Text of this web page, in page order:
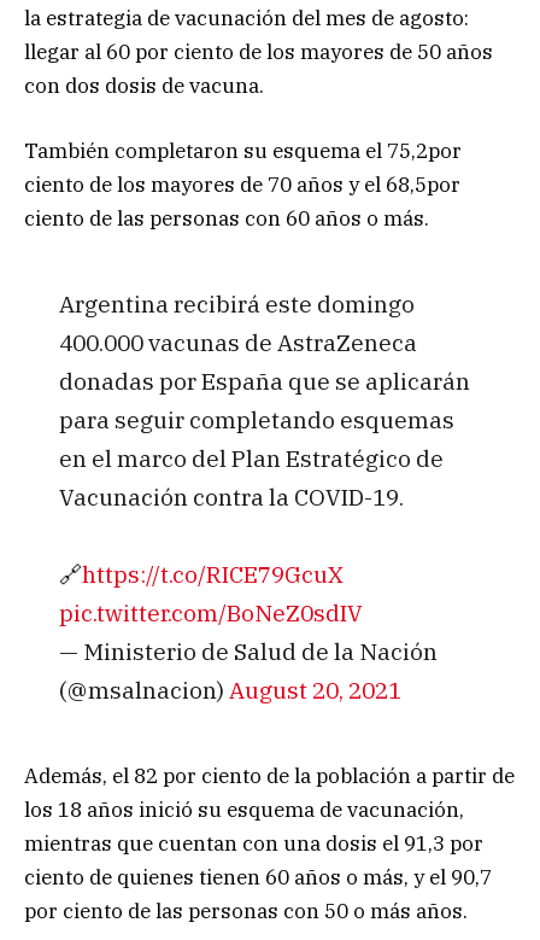
la estrategia de vacunación del mes de agosto:
llegar al 60 por ciento de los mayores de 50 años
con dos dosis de vacuna.
También completaron su esquema el 75,2por
ciento de los mayores de 70 años y el 68,5por
ciento de las personas con 60 años o más.
Argentina recibirá este domingo
400.000 vacunas de AstraZeneca
donadas por España que se aplicarán
para seguir completando esquemas
en el marco del Plan Estratégico de
Vacunación contra la COVID-19.
🔗https://t.co/RICE79GcuX
pic.twitter.com/BoNeZ0sdIV
— Ministerio de Salud de la Nación
(@msalnacion) August 20, 2021
Además, el 82 por ciento de la población a partir de
los 18 años inició su esquema de vacunación,
mientras que cuentan con una dosis el 91,3 por
ciento de quienes tienen 60 años o más, y el 90,7
por ciento de las personas con 50 o más años.